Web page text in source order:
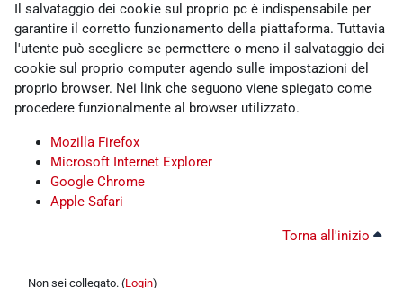
Il salvataggio dei cookie sul proprio pc è indispensabile per
garantire il corretto funzionamento della piattaforma. Tuttavia
l'utente può scegliere se permettere o meno il salvataggio dei
cookie sul proprio computer agendo sulle impostazioni del
proprio browser. Nei link che seguono viene spiegato come
procedere funzionalmente al browser utilizzato.
Mozilla Firefox
Microsoft Internet Explorer
Google Chrome
Apple Safari
Torna all'inizio
Non sei collegato. (Login)